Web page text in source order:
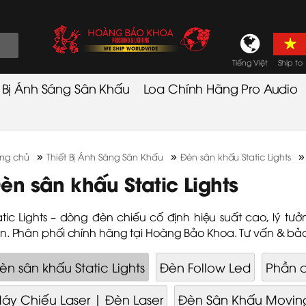
Tiếng Việt Ship to
Ánh Sáng Sân Khấu Loa Chính Hãng Pro Audio
chủ »Thiết Bị Ánh Sáng Sân Khấu » Đèn sân khấu Static Lights »
sân khấu Static Lights
Lights – dòng đèn chiếu cố định hiệu suất cao, lý
Phân phối chính hãng tại Hoàng Bảo Khoa. Tư vấn &
sân khấu Static Lights Đèn Follow Led
Phần
Chiếu Laser | Đèn Laser
Đèn Sân Khấu